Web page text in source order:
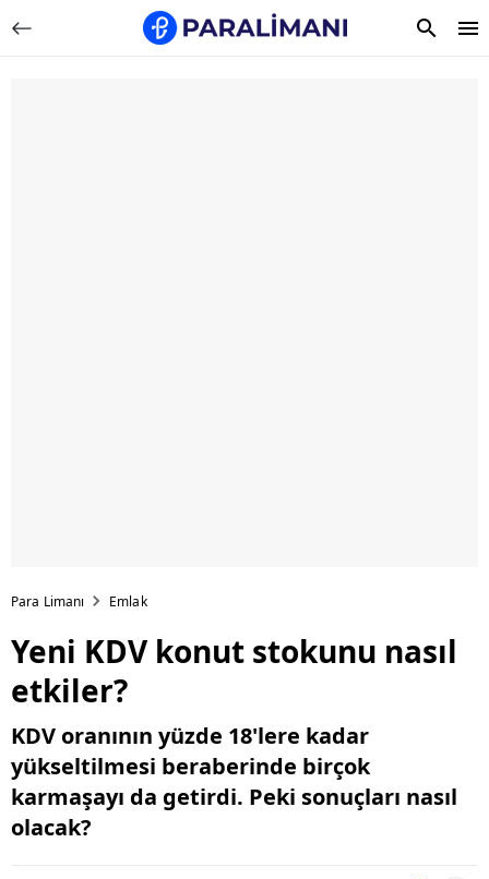
Para Limanı Emlak
Yeni KDV konut stokunu nasıl
etkiler?
KDV oranının yüzde 18'lere kadar
yükseltilmesi beraberinde birçok
karmaşayı da getirdi. Peki sonuçları nasıl
olacak?